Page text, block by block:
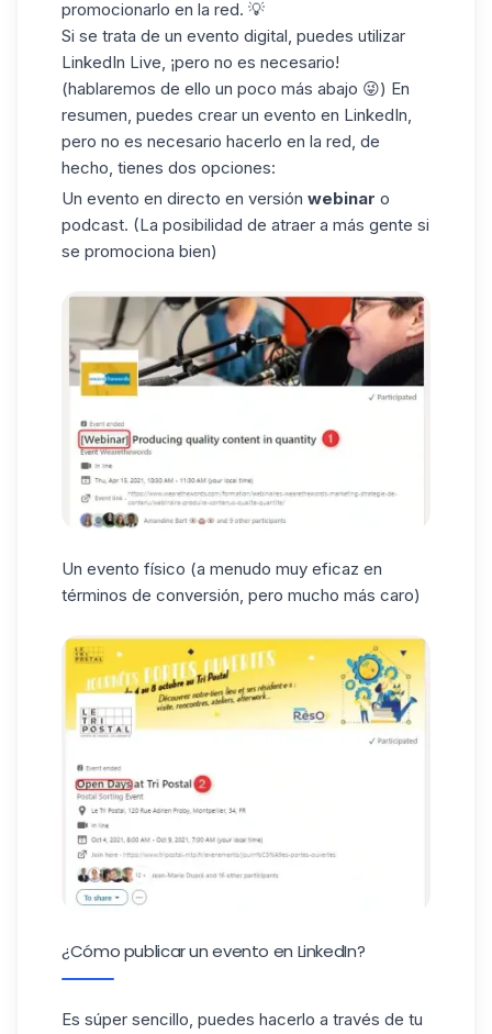
promocionarlo en la red. 💡
Si se trata de un evento digital, puedes utilizar
LinkedIn Live , ¡pero no es necesario!
(hablaremos de ello un poco más abajo 😜) En
resumen, puedes crear un evento en LinkedIn,
pero no es necesario hacerlo en la red, de
hecho, tienes dos opciones:
Un evento en directo en versión webinar o
podcast. (La posibilidad de atraer a más gente si
se promociona bien)
Un evento físico (a menudo muy eficaz en
términos de conversión, pero mucho más caro)
¿Cómo publicar un evento en LinkedIn?
Es súper sencillo, puedes hacerlo a través de tu